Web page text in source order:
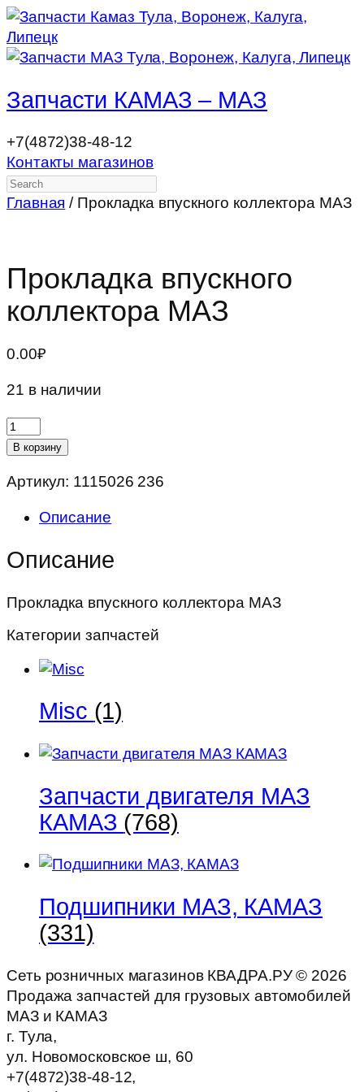
Запчасти КАМАЗ – МАЗ
+7(4872)38-48-12
Контакты магазинов
Search
Главная / Прокладка впускного коллектора МАЗ
Прокладка впускного
коллектора МАЗ
0.00₽
21 в наличии
Количество
товара
впускного
МАЗ
В корзину
Артикул: 1115026 236
Описание
Описание
Прокладка впускного коллектора МАЗ
Категории запчастей
Misc (1)
Запчасти двигателя МАЗ
КАМАЗ (768)
Подшипники МАЗ, КАМАЗ
(331)
Сеть розничных магазинов КВАДРА.РУ © 2026
Продажа запчастей для грузовых автомобилей
МАЗ и КАМАЗ
г. Тула,
ул. Новомосковское ш, 60
+7(4872)38-48-12,